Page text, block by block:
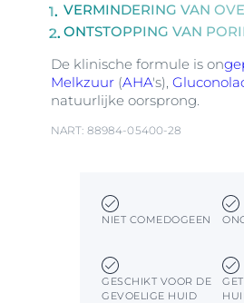
NART: 88984-05400-28
VERMINDERING VAN
ONTSTOPPING VAN
De klinische formule is on
Melkzuur (AHA's),
natuurlijke oorsprong.
NIET COMEDOGEEN
GESCHIKT VOOR DE
GEVOELIGE HUID